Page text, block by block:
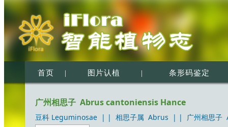
首页 | 图片认植 | 条形码鉴定
广州相思子 Abrus cantoniensis Hance
豆科 Leguminosae | | 相思子属 Abrus | | 广州相思子